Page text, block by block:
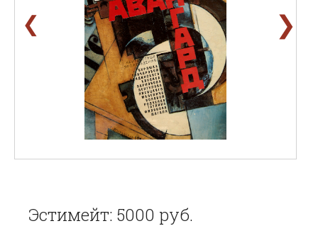
❮ ❯
Эстимейт: 5000 руб.